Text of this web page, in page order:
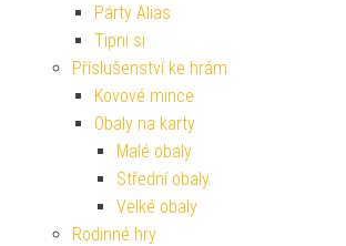
Párty Alias
Tipni si
Příslušenství ke hrám
Kovové mince
Obaly na karty
Malé obaly
Střední obaly
Velké obaly
Rodinné hry